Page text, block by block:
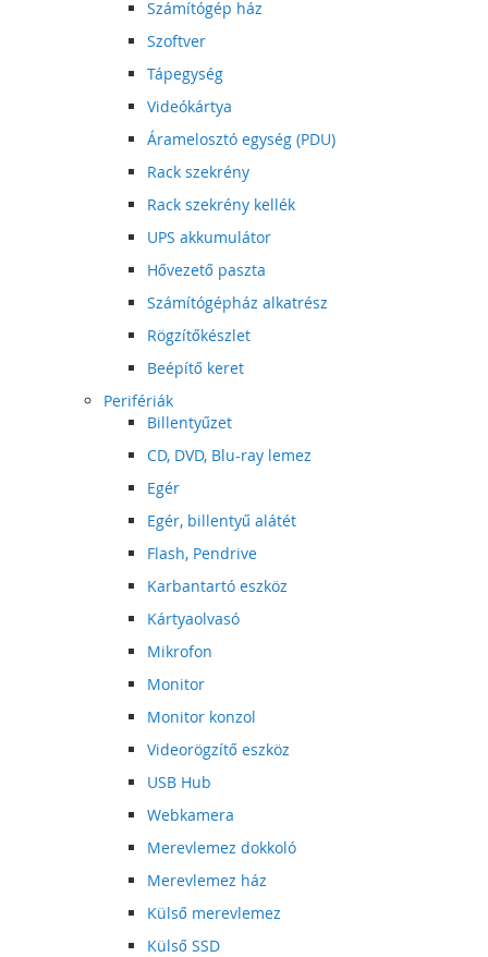
Számítógép ház
Szoftver
Tápegység
Videókártya
Áramelosztó egység (PDU)
Rack szekrény
Rack szekrény kellék
UPS akkumulátor
Hővezető paszta
Számítógépház alkatrész
Rögzítőkészlet
Beépítő keret
Perifériák
Billentyűzet
CD, DVD, Blu-ray lemez
Egér
Egér, billentyű alátét
Flash, Pendrive
Karbantartó eszköz
Kártyaolvasó
Mikrofon
Monitor
Monitor konzol
Videorögzítő eszköz
USB Hub
Webkamera
Merevlemez dokkoló
Merevlemez ház
Külső merevlemez
Külső SSD